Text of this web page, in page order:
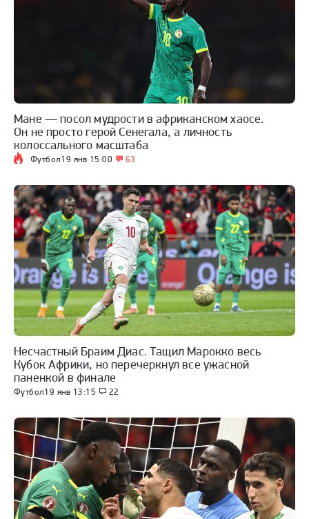
Футбол19 янв 15:00 63
Мане — посол мудрости в африканском хаосе.
Он не просто герой Сенегала, а личность
колоссального масштаба
Футбол19 янв 13:15 22
Несчастный Браим Диас. Тащил Марокко весь
Кубок Африки, но перечеркнул все ужасной
паненкой в финале